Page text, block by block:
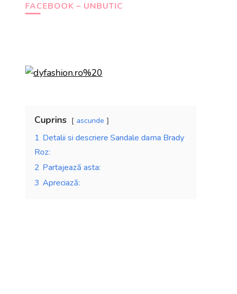
FACEBOOK – UNBUTIC
Cuprins ascunde
1 Detalii si descriere Sandale dama Brady
Roz:
2 Partajează asta:
3 Apreciază: